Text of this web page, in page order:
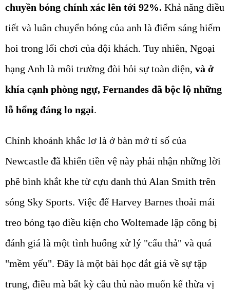
chuyền bóng chính xác lên tới 92%. Khả năng điều
tiết và luân chuyển bóng của anh là điểm sáng hiếm
hoi trong lối chơi của đội khách. Tuy nhiên, Ngoại
hạng Anh là môi trường đòi hỏi sự toàn diện, và ở
khía cạnh phòng ngự, Fernandes đã bộc lộ những
lỗ hổng đáng lo ngại.
Chính khoảnh khắc lơ là ở bàn mở tỉ số của
Newcastle đã khiến tiền vệ này phải nhận những lời
phê bình khắt khe từ cựu danh thủ Alan Smith trên
sóng Sky Sports. Việc để Harvey Barnes thoải mái
treo bóng tạo điều kiện cho Woltemade lập công bị
đánh giá là một tình huống xử lý "cẩu thả" và quá
"mềm yếu". Đây là một bài học đắt giá về sự tập
trung, điều mà bất kỳ cầu thủ nào muốn kế thừa vị